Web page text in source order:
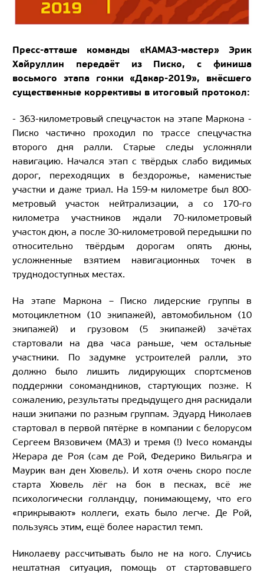
Пресс-атташе команды «КАМАЗ-мастер» Эрик
Хайруллин передаёт из Писко, с финиша
восьмого этапа гонки «Дакар-2019», внёсшего
существенные коррективы в итоговый протокол:
- 363-километровый спецучасток на этапе Маркона -
Писко частично проходил по трассе спецучастка
второго дня ралли. Старые следы усложняли
навигацию. Начался этап с твёрдых слабо видимых
дорог, переходящих в бездорожье, каменистые
участки и даже триал. На 159-м километре был 800-
метровый участок нейтрализации, а со 170-го
километра участников ждали 70-километровый
участок дюн, а после 30-километровой передышки по
относительно твёрдым дорогам опять дюны,
усложненные взятием навигационных точек в
труднодоступных местах.
На этапе Маркона – Писко лидерские группы в
мотоциклетном (10 экипажей), автомобильном (10
экипажей) и грузовом (5 экипажей) зачётах
стартовали на два часа раньше, чем остальные
участники. По задумке устроителей ралли, это
должно было лишить лидирующих спортсменов
поддержки сокомандников, стартующих позже. К
сожалению, результаты предыдущего дня раскидали
наши экипажи по разным группам. Эдуард Николаев
стартовал в первой пятёрке в компании с белорусом
Сергеем Вязовичем (МАЗ) и тремя (!) Iveco команды
Жерара де Роя (сам де Рой, Федерико Вильягра и
Маурик ван ден Хювель). И хотя очень скоро после
старта Хювель лёг на бок в песках, всё же
психологически голландцу, понимающему, что его
«прикрывают» коллеги, ехать было легче. Де Рой,
пользуясь этим, ещё более нарастил темп.
Николаеву рассчитывать было не на кого. Случись
нештатная ситуация, помощь от стартовавшего